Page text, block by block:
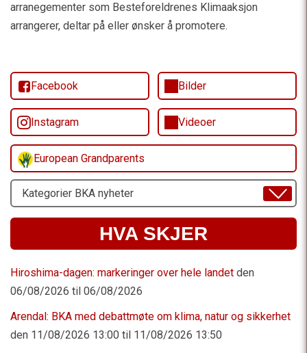
arranegementer som Besteforeldrenes Klimaaksjon
arrangerer, deltar på eller ønsker å promotere.
Facebook Bilder
Instagram Videoer
European Grandparents
Velg
Emne
HVA SKJER
Hiroshima-dagen: markeringer over hele landet den
06/08/2026 til 06/08/2026
Arendal: BKA med debattmøte om klima, natur og sikkerhet
den 11/08/2026 13:00 til 11/08/2026 13:50